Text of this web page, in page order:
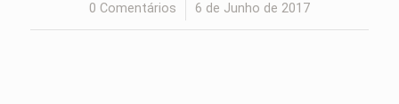
0 Comentários
/ 6 de Junho de 2017